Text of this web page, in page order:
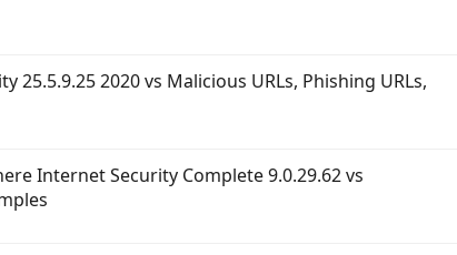
25.5.9.25 2020 vs Malicious URLs, Phishing URLs,
Internet Security Complete 9.0.29.62 vs